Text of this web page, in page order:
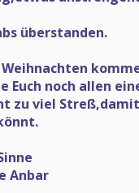
überstanden.
Euch noch allen
zu viel
Anbar